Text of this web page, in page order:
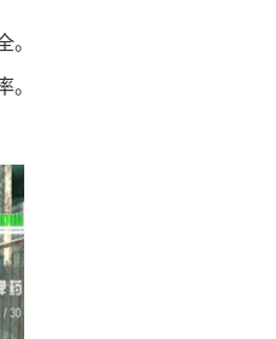
。
。